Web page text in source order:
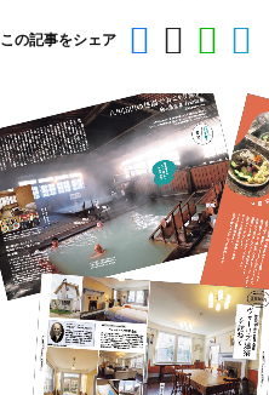
この記事をシェア